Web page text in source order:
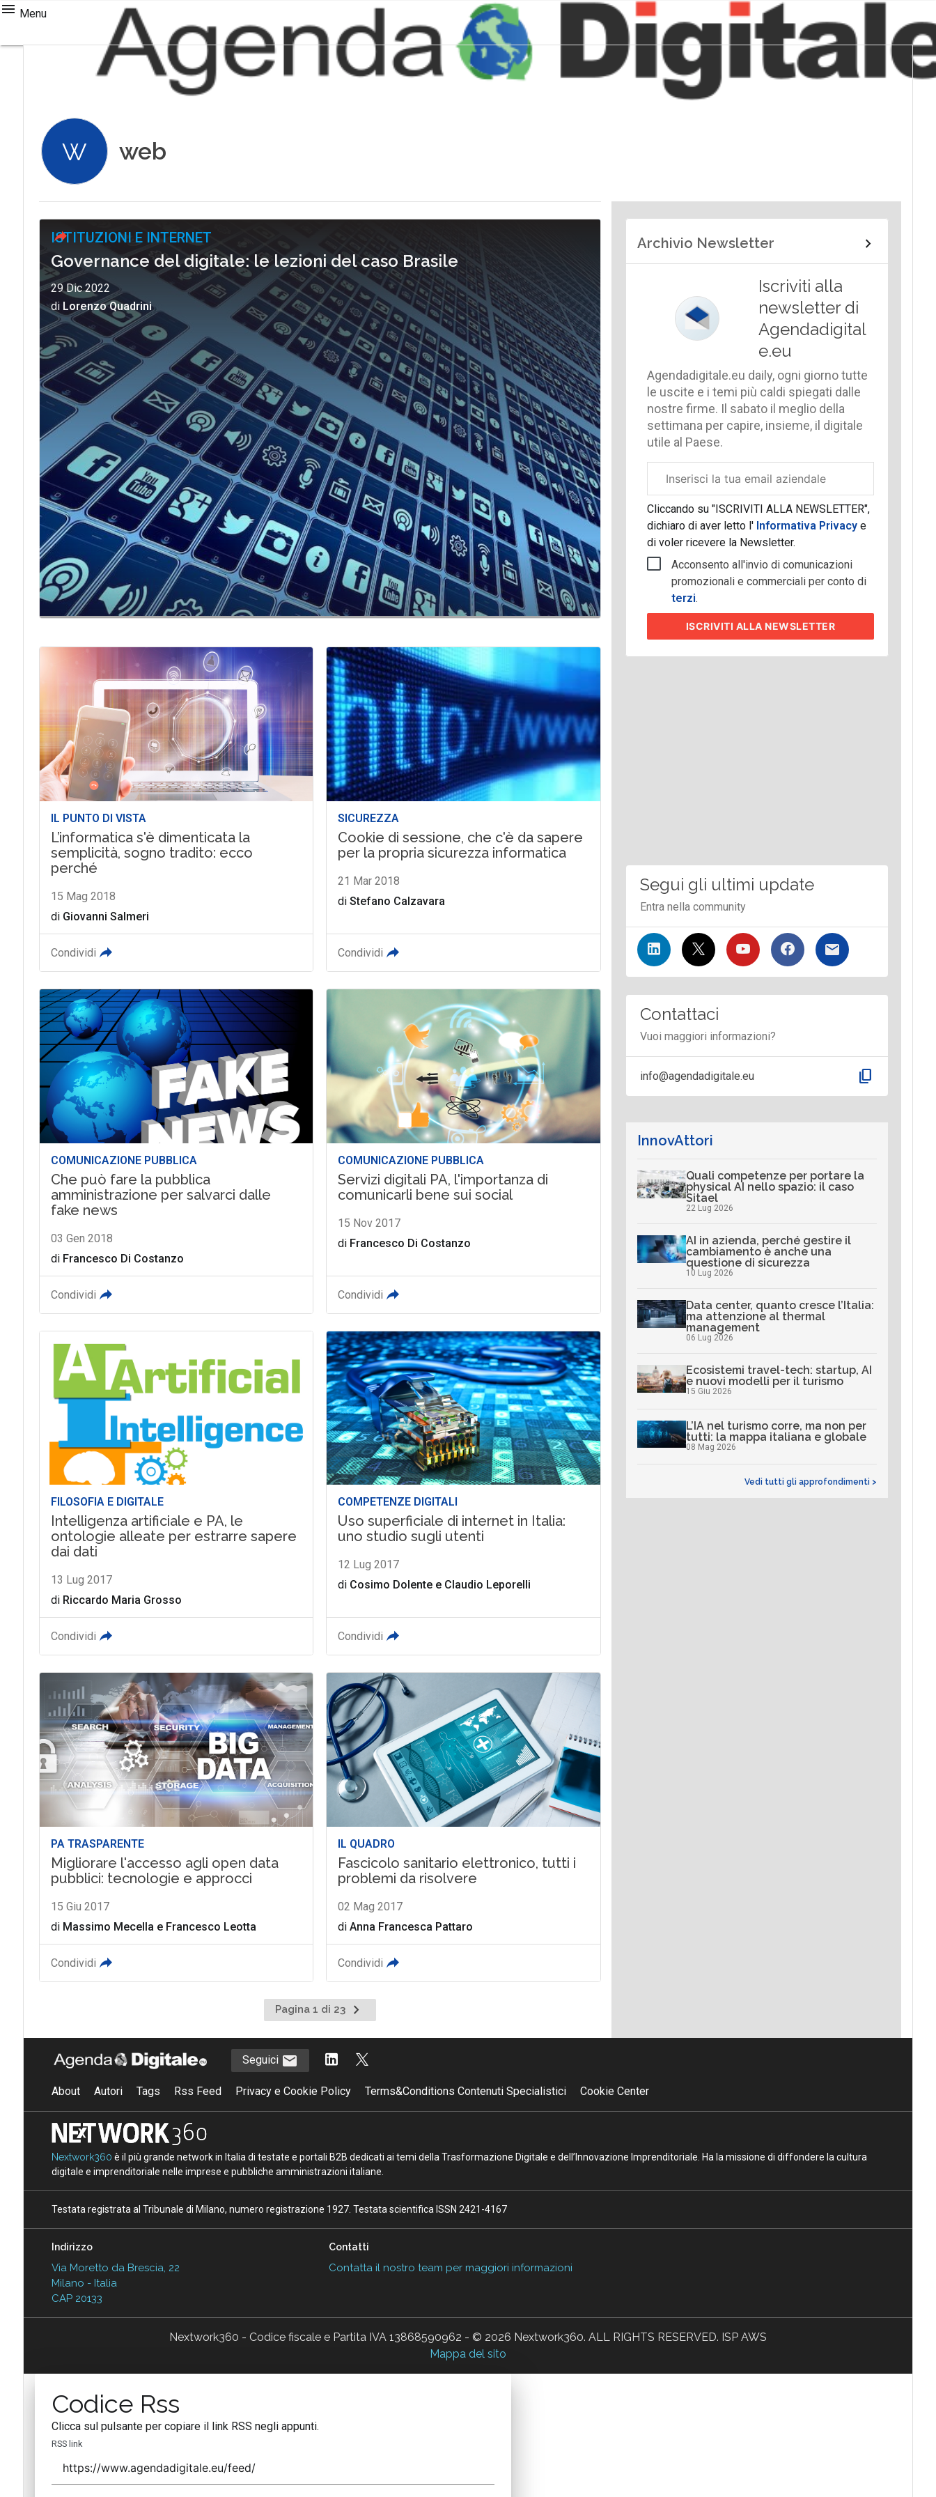
Menu
W web
ISTITUZIONI E INTERNET
Governance del digitale: le lezioni del caso Brasile
29 Dic 2022
di Lorenzo Quadrini
IL PUNTO DI VISTA
L’informatica s'è dimenticata la
semplicità, sogno tradito: ecco
perché
15 Mag 2018
di Giovanni Salmeri
Condividi
SICUREZZA
Cookie di sessione, che c'è da sapere
per la propria sicurezza informatica
21 Mar 2018
diStefano Calzavara
Condividi
COMUNICAZIONE PUBBLICA
Che può fare la pubblica
amministrazione per salvarci dalle
fake news
03 Gen 2018
di Francesco Di Costanzo
Condividi
COMUNICAZIONE PUBBLICA
Servizi digitali PA, l'importanza di
comunicarli bene sui social
15 Nov 2017
di Francesco Di Costanzo
Condividi
FILOSOFIA E DIGITALE
Intelligenza artificiale e PA, le
ontologie alleate per estrarre sapere
dai dati
13 Lug 2017
di Riccardo Maria Grosso
Condividi
COMPETENZE DIGITALI
Uso superficiale di internet in Italia:
uno studio sugli utenti
12 Lug 2017
di Cosimo Dolente e Claudio Leporelli
Condividi
PA TRASPARENTE
Migliorare l'accesso agli open data
pubblici: tecnologie e approcci
15 Giu 2017
di Massimo Mecella e Francesco Leotta
Condividi
IL QUADRO
Fascicolo sanitario elettronico, tutti i
problemi da risolvere
02 Mag 2017
diAnna Francesca Pattaro
Condividi
Pagina 1 di 23
Pagina
successiva
Archivio Newsletter
Iscriviti alla
newsletter di
Agendadigital
e.eu
Agendadigitale.eu daily, ogni giorno tutte
le uscite e i temi più caldi spiegati dalle
nostre firme. Il sabato il meglio della
settimana per capire, insieme, il digitale
utile al Paese.
aziendale
Cliccando su "ISCRIVITI ALLA NEWSLETTER",
dichiaro di aver letto l'Informativa Privacy e
di voler ricevere la Newsletter.
Acconsento all'invio di comunicazioni
promozionali e commerciali per conto di
terzi.
ISCRIVITI ALLA NEWSLETTER
Segui gli ultimi update
Entra nella community
Contattaci
Vuoi maggiori informazioni?
info@agendadigitale.eu content_copy
InnovAttori
Quali competenze per portare la
physical AI nello spazio: il caso
Sitael
22 Lug 2026
AI in azienda, perché gestire il
cambiamento è anche una
questione di sicurezza
10 Lug 2026
Data center, quanto cresce l’Italia:
ma attenzione al thermal
management
06 Lug 2026
Ecosistemi travel-tech: startup, AI
e nuovi modelli per il turismo
15 Giu 2026
L’IA nel turismo corre, ma non per
tutti: la mappa italiana e globale
08 Mag 2026
Vedi tutti gli approfondimenti >
Seguici
About Autori Tags Rss Feed Privacy e Cookie Policy Terms&Conditions Contenuti Specialistici Cookie Center
Nextwork360 è il più grande network in Italia di testate e portali B2B dedicati ai temi della Trasformazione Digitale e dell’Innovazione Imprenditoriale. Ha la missione di diffondere la cultura
digitale e imprenditoriale nelle imprese e pubbliche amministrazioni italiane.
Testata registrata al Tribunale di Milano, numero registrazione 1927. Testata scientifica ISSN 2421-4167
Indirizzo
Via Moretto da Brescia, 22
Milano - Italia
CAP 20133
Contatti
Contatta il nostro team per maggiori informazioni
Nextwork360 - Codice fiscale e Partita IVA 13868590962 - © 2026 Nextwork360. ALL RIGHTS RESERVED. ISP AWS
Mappa del sito
Codice Rss
Clicca sul pulsante per copiare il link RSS negli appunti.
RSS link